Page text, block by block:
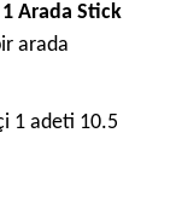
1 Arada Stick
arada
1 adeti 10.5